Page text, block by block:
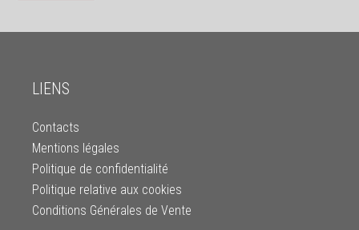
LIENS
Contacts
Mentions légales
Politique de confidentialité
Politique relative aux cookies
Conditions Générales de Vente